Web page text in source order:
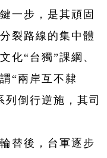
一步，是其頑固
裂路線的集中體
化“台獨”課綱、
“兩岸互不隸
倒行逆施，其司
替後，台軍逐步